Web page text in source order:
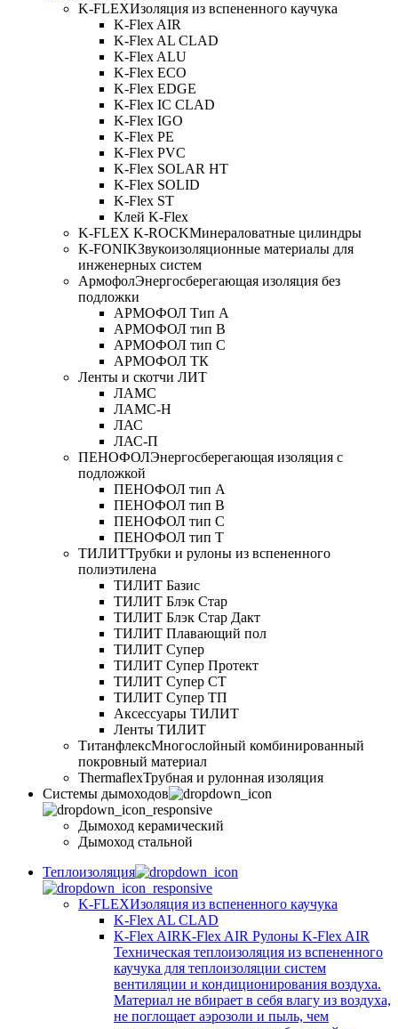
K-FLEXИзоляция из вспененного каучука
K-Flex AIR
K-Flex AL CLAD
K-Flex ALU
K-Flex ECO
K-Flex EDGE
K-Flex IC CLAD
K-Flex IGO
K-Flex PE
K-Flex PVC
K-Flex SOLAR HT
K-Flex SOLID
K-Flex ST
Клей K-Flex
K-FLEX K-ROCKМинераловатные цилиндры
K-FONIKЗвукоизоляционные материалы для
инженерных систем
АрмофолЭнергосберегающая изоляция без
подложки
АРМОФОЛ Тип А
АРМОФОЛ тип В
АРМОФОЛ тип C
АРМОФОЛ ТК
Ленты и скотчи ЛИТ
ЛАМС
ЛАМС-Н
ЛАС
ЛАС-П
ПЕНОФОЛЭнергосберегающая изоляция с
подложкой
ПЕНОФОЛ тип А
ПЕНОФОЛ тип B
ПЕНОФОЛ тип C
ПЕНОФОЛ тип T
ТИЛИТТрубки и рулоны из вспененного
полиэтилена
ТИЛИТ Базис
ТИЛИТ Блэк Стар
ТИЛИТ Блэк Стар Дакт
ТИЛИТ Плавающий пол
ТИЛИТ Супер
ТИЛИТ Супер Протект
ТИЛИТ Супер СТ
ТИЛИТ Супер ТП
Аксессуары ТИЛИТ
Ленты ТИЛИТ
ТитанфлексМногослойный комбинированный
покровный материал
ThermaflexТрубная и рулонная изоляция
Cистемы дымоходов
Дымоход керамический
Дымоход стальной
Теплоизоляция
K-FLEXИзоляция из вспененного каучука
K-Flex AL CLAD
K-Flex AIRK-Flex AIR Рулоны K-Flex AIR
Техническая теплоизоляция из вспененного
каучука для теплоизоляции систем
вентиляции и кондиционирования воздуха.
Материал не вбирает в себя влагу из воздуха,
не поглощает аэрозоли и пыль, чем